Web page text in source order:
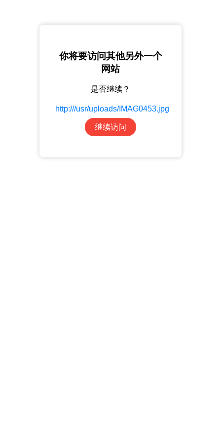
你将要访问其他另外一个
网站
是否继续？
http:///usr/uploads/IMAG0453.jpg
继续访问